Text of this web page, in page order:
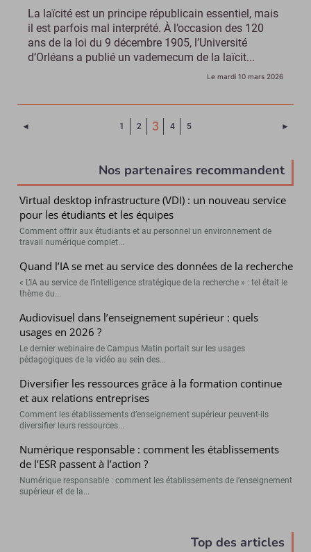
La laïcité est un principe républicain essentiel, mais
il est parfois mal interprété. À l’occasion des 120
ans de la loi du 9 décembre 1905, l’Université
d’Orléans a publié un vademecum de la laïcit...
Le mardi 10 mars 2026
◄ 1 2 3 (Page courante)
4 5 ►
Nos partenaires recommandent
Virtual desktop infrastructure (VDI) : un nouveau service
pour les étudiants et les équipes
Comment offrir aux étudiants et au personnel un environnement de
travail numérique complet...
Quand l’IA se met au service des données de la recherche
« L’IA au service de l’intelligence stratégique de la recherche » : tel était le
thème du...
Audiovisuel dans l’enseignement supérieur : quels
usages en 2026 ?
Le dernier webinaire de Campus Matin portait sur les usages
pédagogiques de la vidéo au sein des...
Diversifier les ressources grâce à la formation continue
et aux relations entreprises
Comment les établissements d’enseignement supérieur peuvent-ils
diversifier leurs ressources...
Numérique responsable : comment les établissements
de l’ESR passent à l’action ?
Numérique responsable : comment les établissements de l’enseignement
supérieur et de la...
Top des articles